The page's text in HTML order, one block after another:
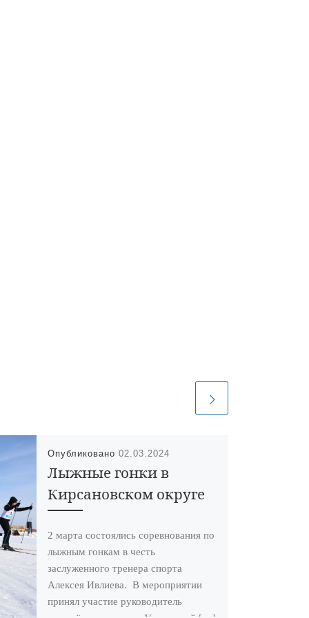
Опубликовано 02.03.2024
Лыжные гонки в
Кирсановском округе
2 марта состоялись соревнования по
лыжным гонкам в честь
заслуженного тренера спорта
Алексея Ивлиева. В мероприятии
принял участие руководитель